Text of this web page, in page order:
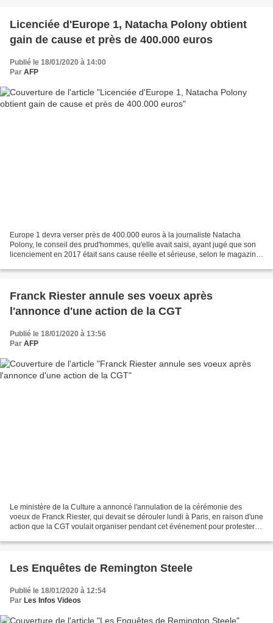
Licenciée d'Europe 1, Natacha Polony obtient
gain de cause et près de 400.000 euros
Publié le 18/01/2020 à 14:00
Par AFP
Europe 1 devra verser près de 400.000 euros à la journaliste Natacha
Polony, le conseil des prud'hommes, qu'elle avait saisi, ayant jugé que son
licenciement en 2017 était sans cause réelle et sérieuse, selon le magazine
Franck Riester annule ses voeux après
l'annonce d'une action de la CGT
Publié le 18/01/2020 à 13:56
Par AFP
Le ministère de la Culture a annoncé l'annulation de la cérémonie des
voeux de Franck Riester, qui devait se dérouler lundi à Paris, en raison d'une
action que la CGT voulait organiser pendant cet événement pour protester
Les Enquêtes de Remington Steele
Publié le 18/01/2020 à 12:54
Par Les Infos Videos